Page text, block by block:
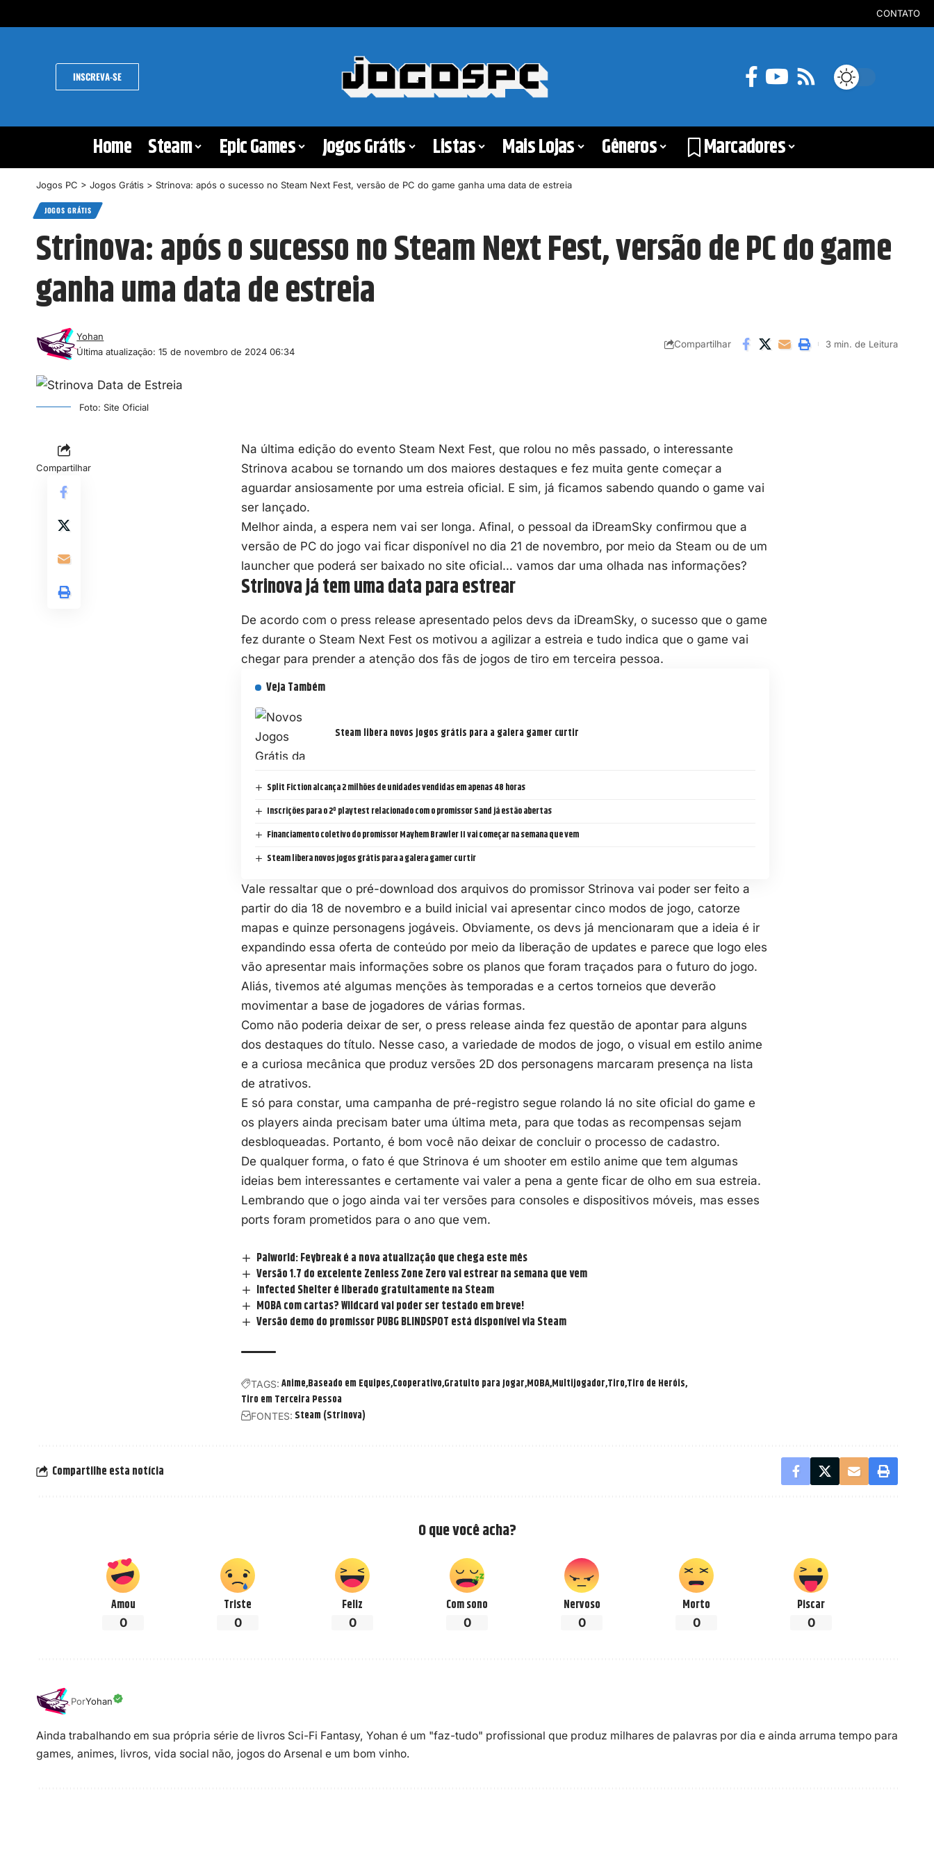
CONTATO
INSCREVA-SE
Home Steam Epic Games Jogos Grátis Listas Mais Lojas Gêneros Marcadores
Jogos PC > Jogos Grátis > Strinova: após o sucesso no Steam Next Fest, versão de PC do game ganha uma data de estreia
JOGOS GRÁTIS
Strinova: após o sucesso no Steam Next Fest, versão de PC do game
ganha uma data de estreia
Última atualização: 15 de novembro de 2024 06:34
Yohan
Compartilhar 3 min. de Leitura
Foto: Site Oficial
Compartilhar
Na última edição do evento Steam Next Fest, que rolou no mês passado, o interessante
Strinova acabou se tornando um dos maiores destaques e fez muita gente começar a
aguardar ansiosamente por uma estreia oficial. E sim, já ficamos sabendo quando o game vai
ser lançado.
Melhor ainda, a espera nem vai ser longa. Afinal, o pessoal da iDreamSky confirmou que a
versão de PC do jogo vai ficar disponível no dia 21 de novembro, por meio da Steam ou de um
launcher que poderá ser baixado no site oficial… vamos dar uma olhada nas informações?
Strinova já tem uma data para estrear
De acordo com o press release apresentado pelos devs da iDreamSky, o sucesso que o game
fez durante o Steam Next Fest os motivou a agilizar a estreia e tudo indica que o game vai
chegar para prender a atenção dos fãs de jogos de tiro em terceira pessoa.
Veja Também
Steam libera novos jogos grátis para a galera gamer curtir
Split Fiction alcança 2 milhões de unidades vendidas em apenas 48 horas
Inscrições para o 2º playtest relacionado com o promissor Sand já estão abertas
Financiamento coletivo do promissor Mayhem Brawler II vai começar na semana que vem
Steam libera novos jogos grátis para a galera gamer curtir
Vale ressaltar que o pré-download dos arquivos do promissor Strinova vai poder ser feito a
partir do dia 18 de novembro e a build inicial vai apresentar cinco modos de jogo, catorze
mapas e quinze personagens jogáveis. Obviamente, os devs já mencionaram que a ideia é ir
expandindo essa oferta de conteúdo por meio da liberação de updates e parece que logo eles
vão apresentar mais informações sobre os planos que foram traçados para o futuro do jogo.
Aliás, tivemos até algumas menções às temporadas e a certos torneios que deverão
movimentar a base de jogadores de várias formas.
Como não poderia deixar de ser, o press release ainda fez questão de apontar para alguns
dos destaques do título. Nesse caso, a variedade de modos de jogo, o visual em estilo anime
e a curiosa mecânica que produz versões 2D dos personagens marcaram presença na lista
de atrativos.
E só para constar, uma campanha de pré-registro segue rolando lá no site oficial do game e
os players ainda precisam bater uma última meta, para que todas as recompensas sejam
desbloqueadas. Portanto, é bom você não deixar de concluir o processo de cadastro.
De qualquer forma, o fato é que Strinova é um shooter em estilo anime que tem algumas
ideias bem interessantes e certamente vai valer a pena a gente ficar de olho em sua estreia.
Lembrando que o jogo ainda vai ter versões para consoles e dispositivos móveis, mas esses
ports foram prometidos para o ano que vem.
Palworld: Feybreak é a nova atualização que chega este mês
Versão 1.7 do excelente Zenless Zone Zero vai estrear na semana que vem
Infected Shelter é liberado gratuitamente na Steam
MOBA com cartas? Wildcard vai poder ser testado em breve!
Versão demo do promissor PUBG BLINDSPOT está disponível via Steam
TAGS: AnimeBaseado em EquipesCooperativoGratuito para JogarMOBAMultijogadorTiroTiro de Heróis
Tiro em Terceira Pessoa
FONTES: Steam (Strinova)
Compartilhe esta notícia
O que você acha?
Amou
0
Triste
0
Feliz
0
Com sono
0
Nervoso
0
Morto
0
Piscar
0
PorYohan
Ainda trabalhando em sua própria série de livros Sci-Fi Fantasy, Yohan é um "faz-tudo" profissional que produz milhares de palavras por dia e ainda arruma tempo para
games, animes, livros, vida social não, jogos do Arsenal e um bom vinho.